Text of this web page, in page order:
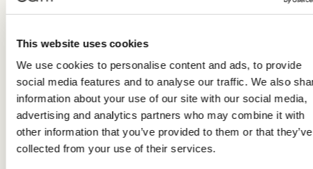
This website uses cookies
We use cookies to personalise content and ads, to provide
social media features and to analyse our traffic. We also
information about your use of our site with our social media,
advertising and analytics partners who may combine it with
other information that you’ve provided to them or that they’ve
collected from your use of their services.
vilket kan påverka användare med
nedsatt hörsel.
Kontakt med kundtjänst
För kontakt med vår kundtjänst
används ett tredjepartssystem som
inte stödjer ökad textstorlek via iOS
eller Android. Personer med nedsatt
syn kan därför uppleva svårigheter.
Kontakta oss gärna via e-post